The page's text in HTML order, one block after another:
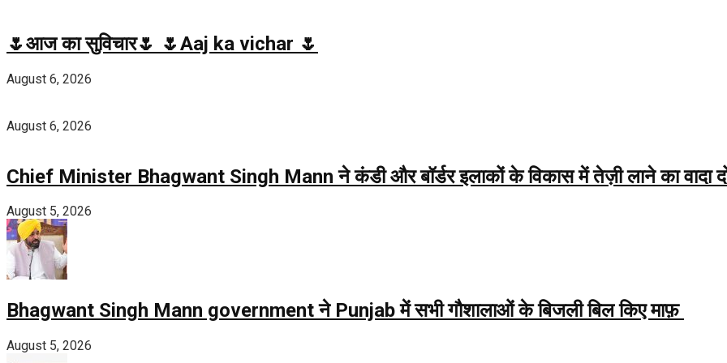
🌷आज का सुविचार🌷 🌷Aaj ka vichar 🌷
August 6, 2026
August 6, 2026
Chief Minister Bhagwant Singh Mann ने कंडी और बॉर्डर इलाकों के विकास में तेज़ी लाने का वादा
August 5, 2026
Bhagwant Singh Mann government ने Punjab में सभी गौशालाओं के बिजली बिल किए माफ़
August 5, 2026